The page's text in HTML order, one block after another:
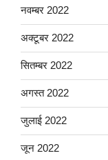
नवम्बर 2022
अक्टूबर 2022
सितम्बर 2022
अगस्त 2022
जुलाई 2022
जून 2022